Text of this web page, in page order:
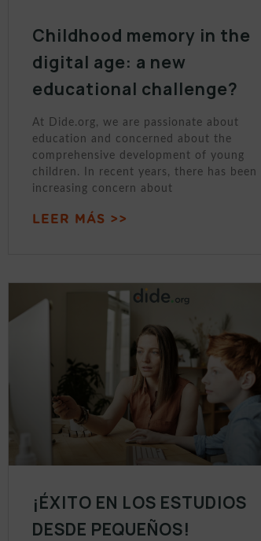
Childhood memory in the
digital age: a new
educational challenge?
At Dide.org, we are passionate about
education and concerned about the
comprehensive development of young
children. In recent years, there has been
increasing concern about
LEER MÁS >>
¡ÉXITO EN LOS ESTUDIOS
DESDE PEQUEÑOS!